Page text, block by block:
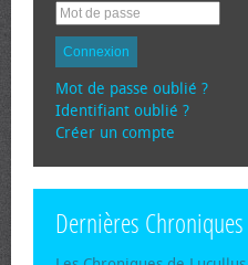
Connexion
Mot de passe oublié ?
Identifiant oublié ?
Créer un compte
Dernières Chroniques